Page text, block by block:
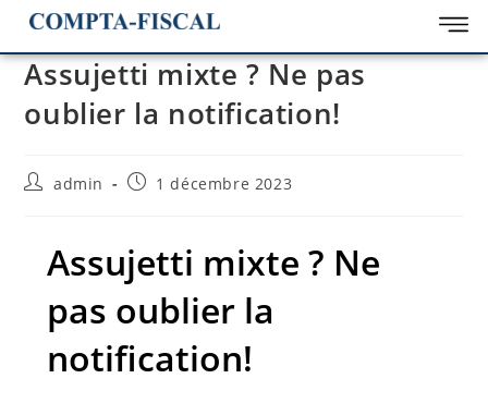
Assujetti mixte ? Ne pas
oublier la notification!
admin 1 décembre 2023
Assujetti mixte ? Ne
pas oublier la
notification!